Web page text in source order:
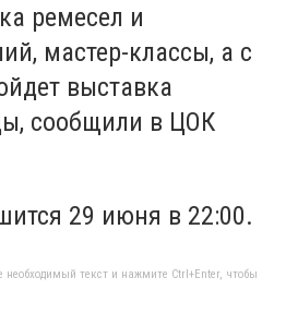
ремесел и
мастер-классы, а с
выставка
сообщили в ЦОК
29 июня в 22:00.
текст и нажмите Ctrl+Enter, чтобы